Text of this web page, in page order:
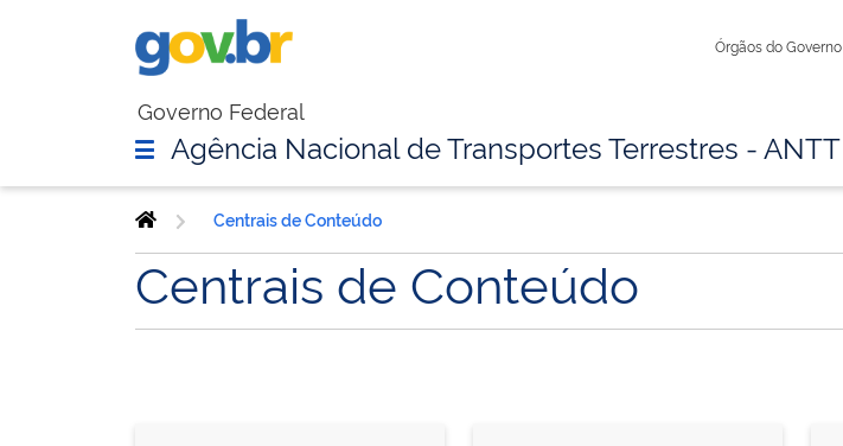
Órgãos do Governo
Governo Federal
Agência Nacional de Transportes Terrestres - ANTT
Centrais de Conteúdo
Centrais de Conteúdo